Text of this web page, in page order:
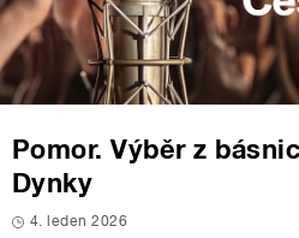
Pomor. Výběr z
Dynky
4. leden 2026